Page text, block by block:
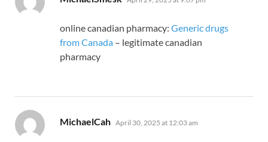
online canadian pharmacy: Generic drugs
from Canada – legitimate canadian
pharmacy
MichaelCah says:
April 30, 2025 at 12:03 am